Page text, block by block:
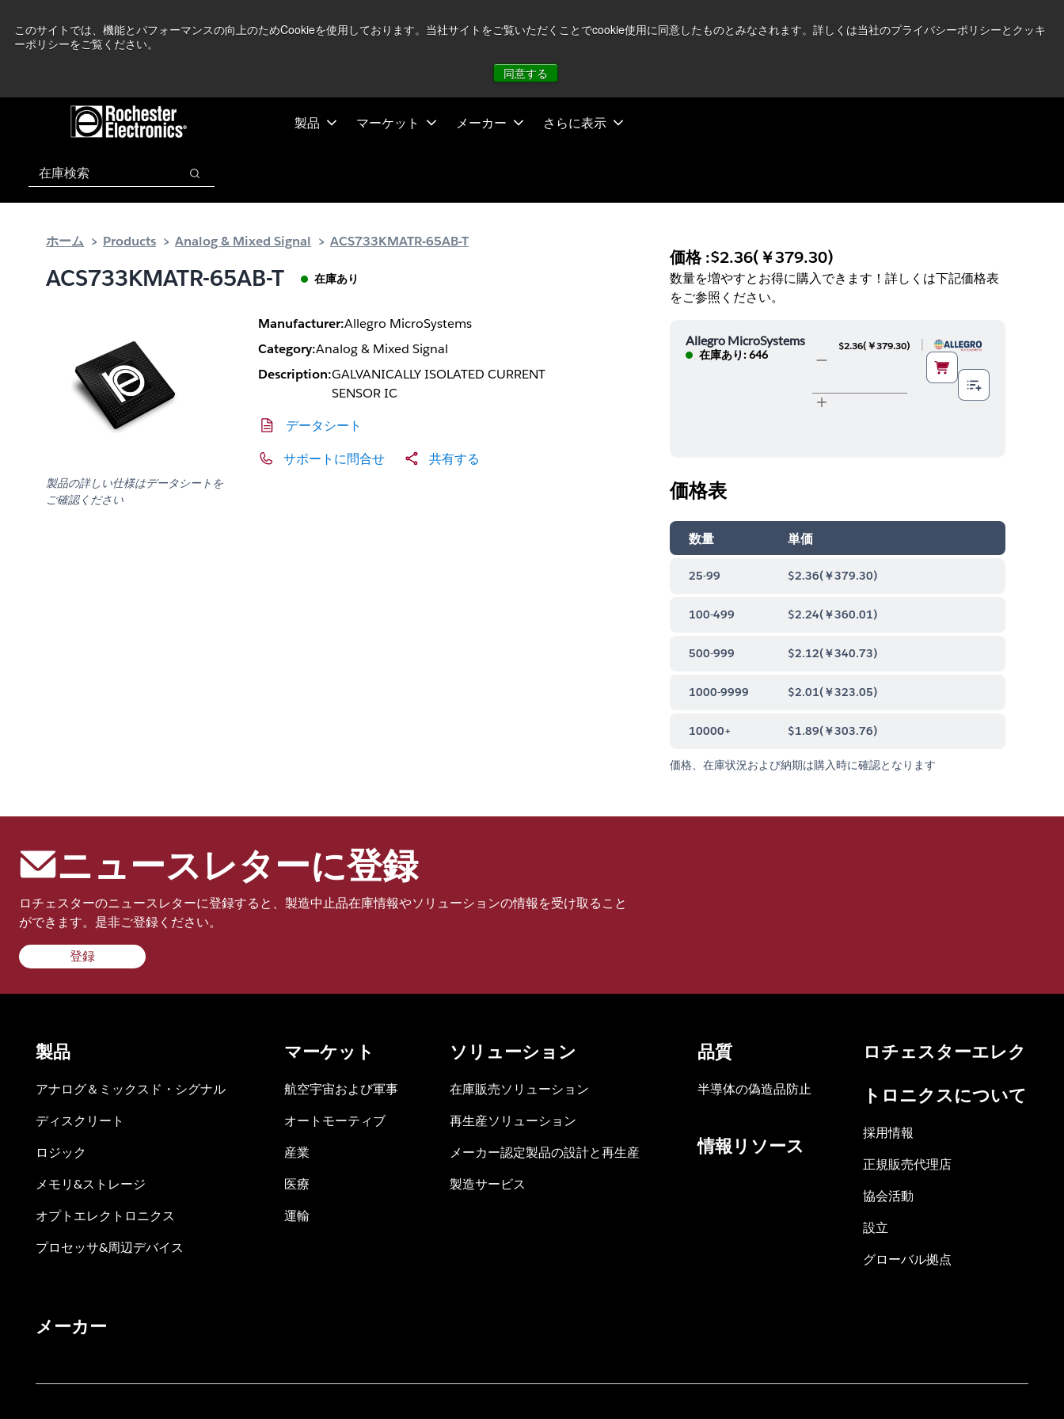
このサイトでは、機能とパフォーマンスの向上のためCookieを使用しております。当社サイトをご覧いただくことでcookie使用に同意したものとみなされます。詳しくは当社のプライバシーポリシーとクッキ
ーポリシーをご覧ください。
同意する
製品 マーケット メーカー さらに表示
検索
検索
ホーム Products Analog & Mixed Signal ACS733KMATR-65AB-T
ACS733KMATR-65AB-T 在庫あり
製品の詳しい仕様はデータシートを
ご確認ください
Manufacturer:Allegro MicroSystems
Category:Analog & Mixed Signal
Description:GALVANICALLY ISOLATED CURRENT
SENSOR IC
データシート
サポートに問合せ 共有する
価格 :$2.36(￥379.30)
数量を増やすとお得に購入できます！詳しくは下記価格表
をご参照ください。
Allegro MicroSystems
在庫あり: 646
$2.36( ￥379.30) |
価格表
数量 単価
25-99 $2.36(￥379.30)
100-499 $2.24(￥360.01)
500-999 $2.12(￥340.73)
1000-9999 $2.01(￥323.05)
10000+ $1.89(￥303.76)
価格、在庫状況および納期は購入時に確認となります
ニュースレターに登録
ロチェスターのニュースレターに登録すると、製造中止品在庫情報やソリューションの情報を受け取ること
ができます。是非ご登録ください。
登録
製品
アナログ＆ミックスド・シグナル
ディスクリート
ロジック
メモリ&ストレージ
オプトエレクトロニクス
プロセッサ&周辺デバイス
マーケット
航空宇宙および軍事
オートモーティブ
産業
医療
運輸
ソリューション
在庫販売ソリューション
再生産ソリューション
メーカー認定製品の設計と再生産
製造サービス
品質
半導体の偽造品防止
情報リソース
ロチェスターエレク
トロニクスについて
採用情報
正規販売代理店
協会活動
設立
グローバル拠点
メーカー